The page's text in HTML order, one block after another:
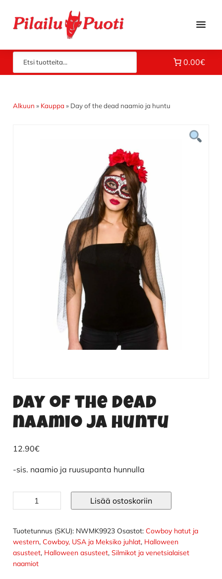
pääsisältöön
ensisijaiseen
sivupalkkiin
alatunnisteeseen
Pilailupuoti
Piloilla
Klikkaa
0.00€
Alkuun » Kauppa » Day of the dead naamio ja huntu
Day of the dead
naamio ja huntu
12.90€
-sis. naamio ja ruusupanta hunnulla
of
dead
naamio
ja
huntu
Lisää ostoskoriin
Tuotetunnus (SKU): NWMK9923 Osastot: Cowboy hatut ja
western, Cowboy, USA ja Meksiko juhlat, Halloween
asusteet, Halloween asusteet, Silmikot ja venetsialaiset
naamiot